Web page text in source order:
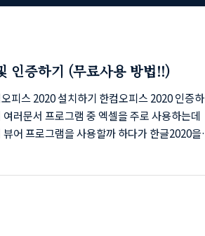
인증하기 (무료사용 방법!!)
피스 2020 설치하기 한컴오피스 2020 인증하
러문서 프로그램 중 엑셀을 주로 사용하는데
어 프로그램을 사용할까 하다가 한글2020을